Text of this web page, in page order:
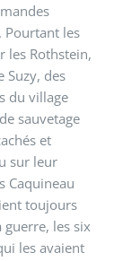
Pourtant les
les Rothstein,
Suzy, des
du village
sauvetage
et
sur leur
Caquineau
toujours
guerre, les six
les avaient